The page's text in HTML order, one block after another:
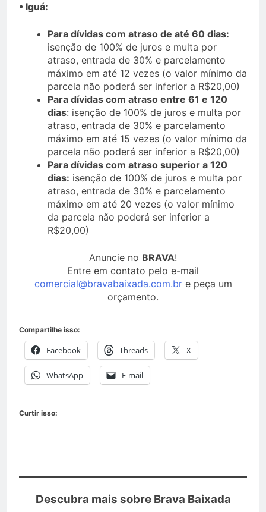
• Iguá:
Para dívidas com atraso de até 60 dias:
isenção de 100% de juros e multa por
atraso, entrada de 30% e parcelamento
máximo em até 12 vezes (o valor mínimo da
parcela não poderá ser inferior a R$20,00)
Para dívidas com atraso entre 61 e 120
dias: isenção de 100% de juros e multa por
atraso, entrada de 30% e parcelamento
máximo em até 15 vezes (o valor mínimo da
parcela não poderá ser inferior a R$20,00)
Para dívidas com atraso superior a 120
dias: isenção de 100% de juros e multa por
atraso, entrada de 30% e parcelamento
máximo em até 20 vezes (o valor mínimo
da parcela não poderá ser inferior a
R$20,00)
Anuncie no BRAVA!
Entre em contato pelo e-mail
comercial@bravabaixada.com.bre peça um
orçamento.
Compartilhe isso:
Facebook Threads X
WhatsApp E-mail
Curtir isso:
Descubra mais sobre Brava Baixada